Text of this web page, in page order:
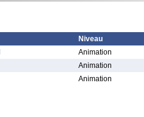
Niveau
Animation
Animation
Animation